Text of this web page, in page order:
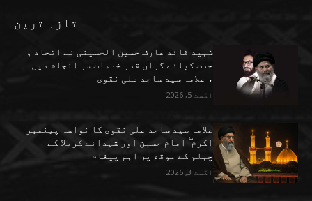
تازہ ترین
شہید قائد عارف حسین الحسینی نے اتحاد و
حدت کیلئے گراں قدر خدمات سر انجام دیں
، علامہ سید ساجد علی نقوی
اگست 5, 2026
علامہ سید ساجد علی نقوی کا نواسہ پیغمبر
اکرم ۖ امام حسین اور شہدائے کربلا کے
چہلم کے موقع پر اہم پیغام
اگست 3, 2026